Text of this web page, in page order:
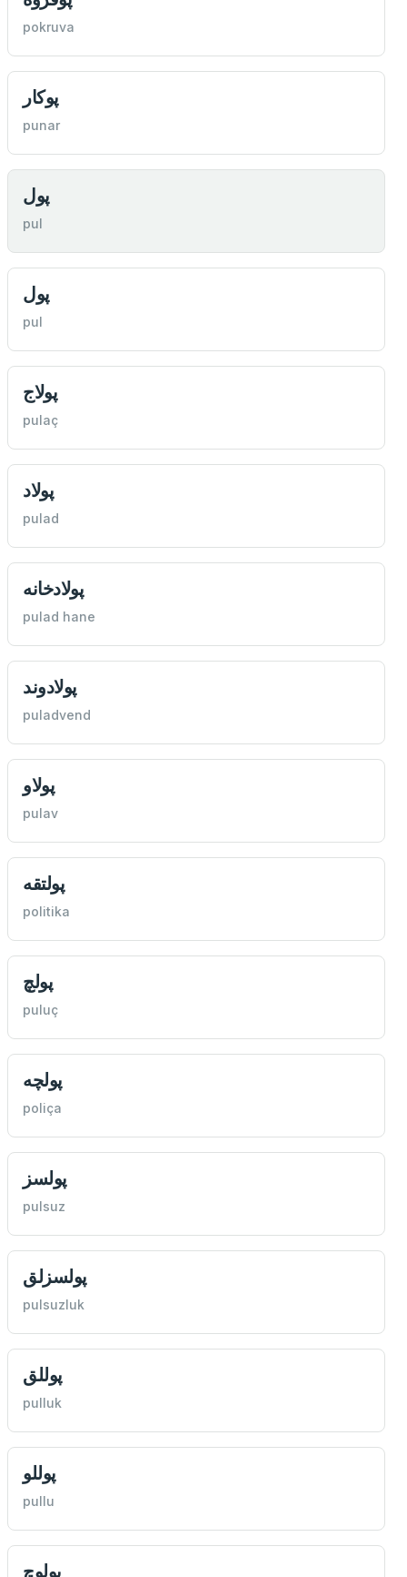
pokruva
پوكار
punar
پول
pul
پول
pul
پولاج
pulaç
پولاد
pulad
پولادخانه
pulad hane
پولادوند
puladvend
پولاو
pulav
پولتقه
politika
پولچ
puluç
پولچه
poliça
پولسز
pulsuz
پولسزلق
pulsuzluk
پوللق
pulluk
پوللو
pullu
پولوچ